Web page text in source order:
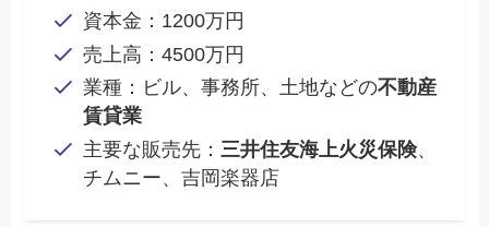
資本金：1200万円
売上高：4500万円
業種：ビル、事務所、土地などの不動産
賃貸業
主要な販売先： 三井住友海上火災保険、
チムニー、吉岡楽器店